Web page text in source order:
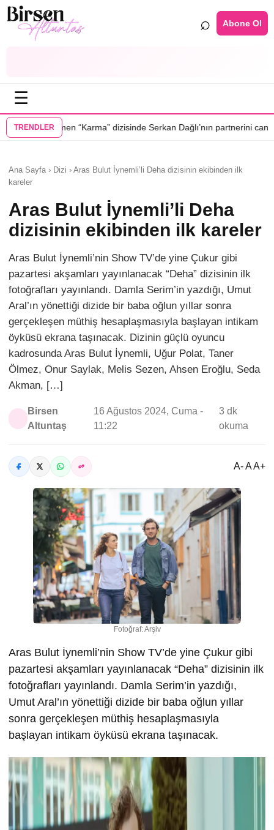
⌕ Abone Ol
☰
TRENDLER
dizisinde Serkan Dağlı’nın partnerini canlandıracak•Daha
Ana Sayfa › Dizi › Aras Bulut İynemli’li Deha dizisinin ekibinden ilk
kareler
Aras Bulut İynemli’li Deha
dizisinin ekibinden ilk kareler
Aras Bulut İynemli’nin Show TV’de yine Çukur gibi
pazartesi akşamları yayınlanacak “Deha” dizisinin ilk
fotoğrafları yayınlandı. Damla Serim’in yazdığı, Umut
Aral’ın yönettiği dizide bir baba oğlun yıllar sonra
gerçekleşen müthiş hesaplaşmasıyla başlayan intikam
öyküsü ekrana taşınacak. Dizinin güçlü oyuncu
kadrosunda Aras Bulut İynemli, Uğur Polat, Taner
Ölmez, Onur Saylak, Melis Sezen, Ahsen Eroğlu, Seda
Akman, […]
Birsen
Altuntaş
16 Ağustos 2024, Cuma -
11:22
3 dk
okuma
A- A A+
Fotoğraf: Arşiv
Aras Bulut İynemli’nin Show TV’de yine Çukur gibi
pazartesi akşamları yayınlanacak “Deha” dizisinin ilk
fotoğrafları yayınlandı. Damla Serim’in yazdığı,
Umut Aral’ın yönettiği dizide bir baba oğlun yıllar
sonra gerçekleşen müthiş hesaplaşmasıyla
başlayan intikam öyküsü ekrana taşınacak.